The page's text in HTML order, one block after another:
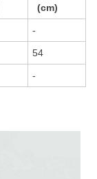
(cm)
-
54
-